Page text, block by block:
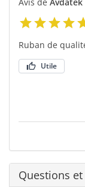
Ruban de
Utile
Questions